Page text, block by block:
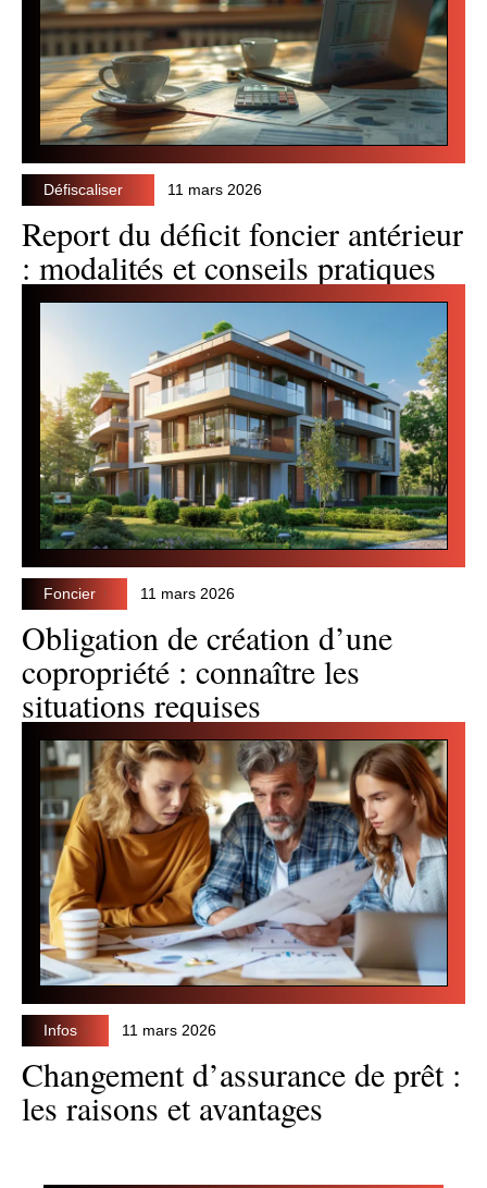
Défiscaliser 11 mars 2026
Report du déficit foncier antérieur
: modalités et conseils pratiques
Foncier 11 mars 2026
Obligation de création d’une
copropriété : connaître les
situations requises
Infos 11 mars 2026
Changement d’assurance de prêt :
les raisons et avantages